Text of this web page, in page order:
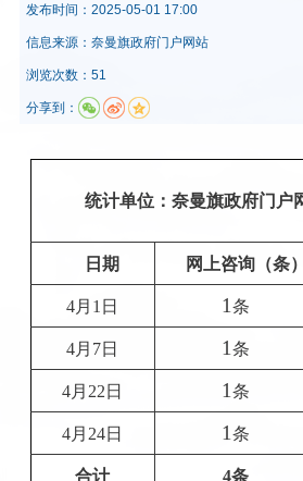
发布时间： 2025-05-01 17:00
信息来源： 奈曼旗政府门户网站
浏览次数：51
分享到：
统计单位：奈曼旗政府门户
日期 网上咨询（条）
4月1日 1 条
4月7日 1 条
4月22日 1 条
4月24日 1 条
合计 4条